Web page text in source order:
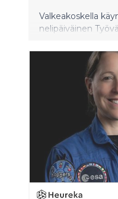
Valkeakoskella
nelipäiväinen
avauspäivä kokosi
niin yhteislaulusta
artisteja